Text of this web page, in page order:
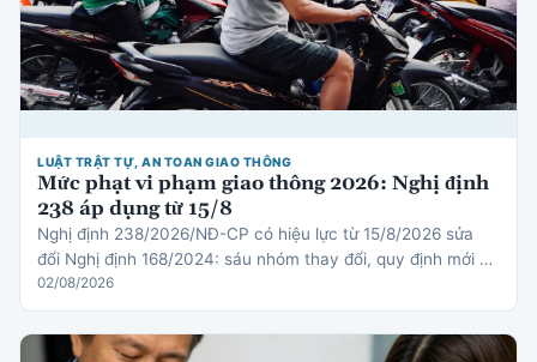
LUẬT TRẬT TỰ, AN TOAN GIAO THÔNG
Mức phạt vi phạm giao thông 2026: Nghị định
238 áp dụng từ 15/8
Nghị định 238/2026/NĐ-CP có hiệu lực từ 15/8/2026 sửa
đổi Nghị định 168/2024: sáu nhóm thay đổi, quy định mới về
thiết bị an toàn cho trẻ em, cơ chế trừ điểm gi…
02/08/2026